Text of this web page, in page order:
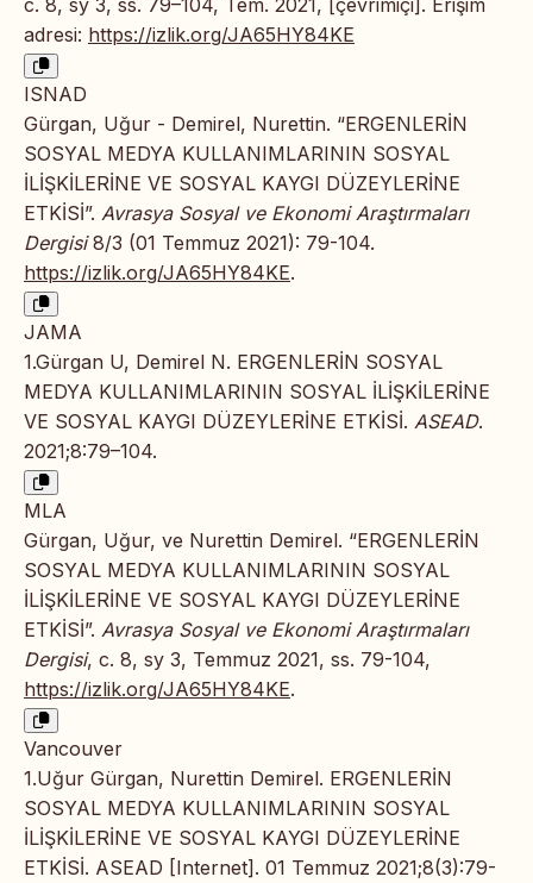
adresi: https://izlik.org/JA65HY84KE
ISNAD
Gürgan, Uğur - Demirel, Nurettin. “ERGENLERİN
SOSYAL MEDYA KULLANIMLARININ SOSYAL
İLİŞKİLERİNE VE SOSYAL KAYGI DÜZEYLERİNE
ETKİSİ”. Avrasya Sosyal ve Ekonomi Araştırmaları
Dergisi8/3 (01 Temmuz 2021): 79-104.
https://izlik.org/JA65HY84KE.
JAMA
1.Gürgan U, Demirel N. ERGENLERİN SOSYAL
MEDYA KULLANIMLARININ SOSYAL İLİŞKİLERİNE
VE SOSYAL KAYGI DÜZEYLERİNE ETKİSİ. ASEAD.
2021;8:79–104.
MLA
Gürgan, Uğur, ve Nurettin Demirel. “ERGENLERİN
SOSYAL MEDYA KULLANIMLARININ SOSYAL
İLİŞKİLERİNE VE SOSYAL KAYGI DÜZEYLERİNE
ETKİSİ”. Avrasya Sosyal ve Ekonomi Araştırmaları
Dergisi, c. 8, sy 3, Temmuz 2021, ss. 79-104,
https://izlik.org/JA65HY84KE.
Vancouver
1.Uğur Gürgan, Nurettin Demirel. ERGENLERİN
SOSYAL MEDYA KULLANIMLARININ SOSYAL
İLİŞKİLERİNE VE SOSYAL KAYGI DÜZEYLERİNE
ETKİSİ. ASEAD [Internet]. 01 Temmuz 2021;8(3):79-